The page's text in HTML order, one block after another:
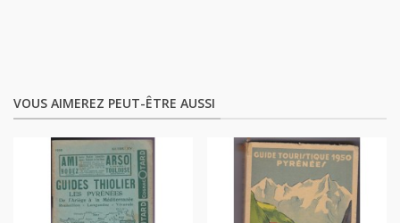
VOUS AIMEREZ PEUT-ÊTRE AUSSI